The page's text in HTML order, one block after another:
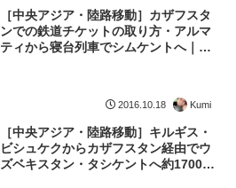
［中央アジア・陸路移動］カザフスタ
ンでの鉄道チケットの取り方・アルマ
ティから寝台列車でシムケントへ｜キ
2016.10.18 Kumi
［中央アジア・陸路移動］キルギス・
ビシュケクからカザフスタン経由でウ
ズベキスタン・タシケントへ約1700円